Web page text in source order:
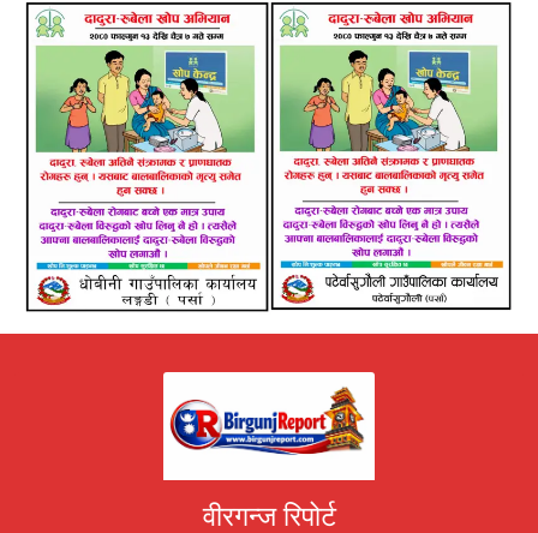
वीरगन्ज रिपोर्ट